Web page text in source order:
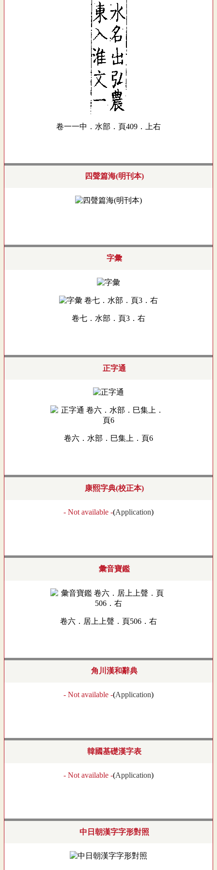
卷一一中．水部．頁409．上右
四聲篇海(明刊本)
字彙
卷七．水部．頁3．右
正字通
卷六．水部．巳集上．頁6
康熙字典(校正本)
- Not available -(Application)
彙音寶鑑
卷六．居上上聲．頁506．右
角川漢和辭典
- Not available -(Application)
韓國基礎漢字表
- Not available -(Application)
中日朝漢字字形對照